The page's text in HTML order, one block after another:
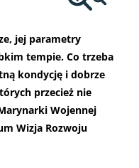
jej parametry
tempie. Co trzeba
kondycję i dobrze
przecież nie
Wojennej
Wizja Rozwoju